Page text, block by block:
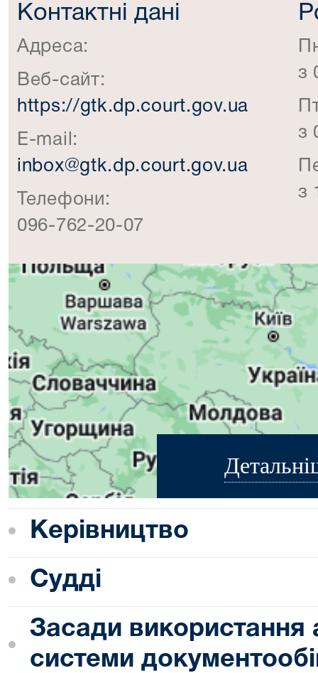
Контактні дані
Адреса:
Веб-сайт:
https://gtk.dp.court.gov.ua
E-mail:
inbox@gtk.dp.court.gov.ua
Телефони:
096-762-20-07
з
з
з
Керівництво
Судді
Засади використання
системи